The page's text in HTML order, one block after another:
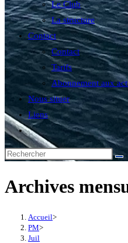
Le Club
La structure
Contact
Contact
Tarifs
Abonnement aux
Nous situer
Liens
Toggle
website
search
Archives
Accueil>
PM>
Juil